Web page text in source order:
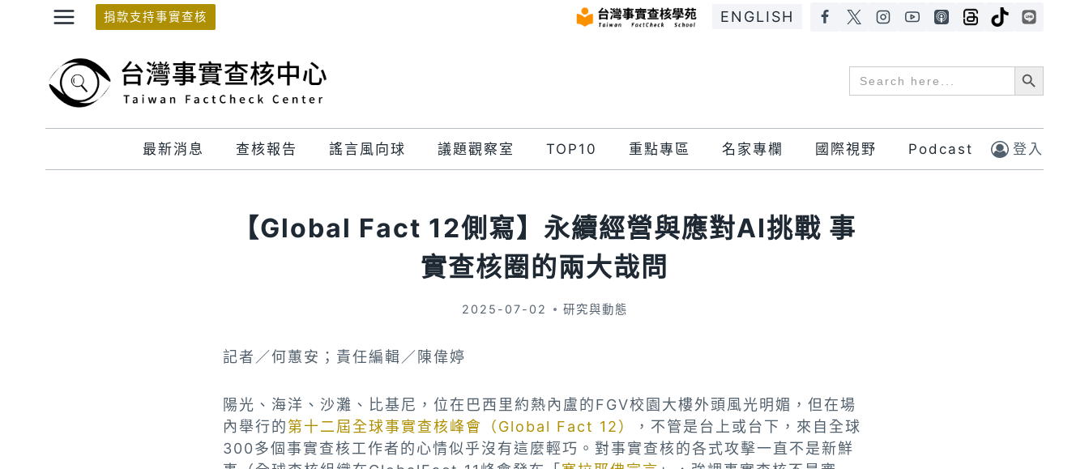
捐款支持事實查核 ENGLISH
Search
for:
Search Button
最新消息 查核報告 謠言風向球 議題觀察室 TOP10 重點專區 名家專欄 國際視野 Podcast 登入
【Global Fact 12側寫】永續經營與應對AI挑戰 事
實查核圈的兩大哉問
2025-07-02 研究與動態
記者／何蕙安；責任編輯／陳偉婷
陽光、海洋、沙灘、比基尼，位在巴西里約熱內盧的FGV校園大樓外頭風光明媚，但在場
內舉行的第十二屆全球事實查核峰會（Global Fact 12）
，不管是台上或台下，來自全球
300多個事實查核工作者的心情似乎沒有這麼輕巧。對事實查核的各式攻擊一直不是新鮮